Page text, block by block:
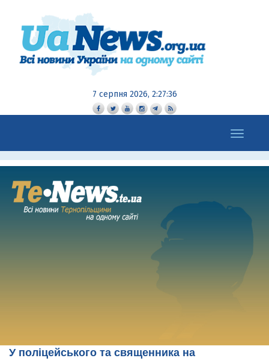
7 серпня 2026, 2:27:37
Toggle
navigation
У поліцейського та священника на